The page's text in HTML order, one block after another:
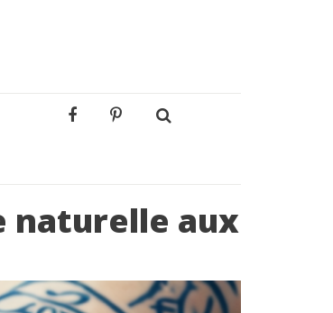
naturelle aux